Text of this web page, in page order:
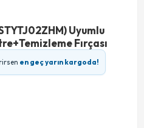
Uyumlu
Fırçası
en geç yarın kargoda!